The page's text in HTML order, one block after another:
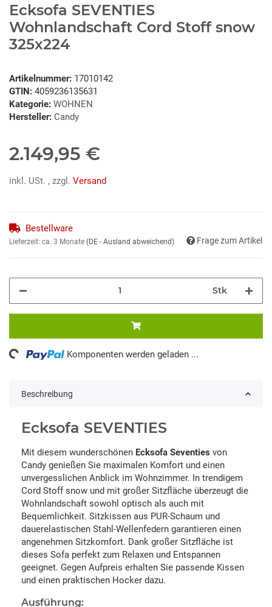
Ecksofa SEVENTIES
Wohnlandschaft Cord Stoff snow
325x224
Artikelnummer: 17010142
GTIN: 4059236135631
Kategorie: WOHNEN
Hersteller: Candy
2.149,95 €
inkl. USt. , zzgl. Versand
Bestellware
Lieferzeit: ca. 3 Monate (DE - Ausland abweichend) Frage zum Artikel
Stk
Komponenten werden geladen ...
Beschreibung
Ecksofa SEVENTIES
Mit diesem wunderschönen Ecksofa Seventies von
Candy genießen Sie maximalen Komfort und einen
unvergesslichen Anblick im Wohnzimmer. In trendigem
Cord Stoff snow und mit großer Sitzfläche überzeugt die
Wohnlandschaft sowohl optisch als auch mit
Bequemlichkeit. Sitzkissen aus PUR-Schaum und
dauerelastischen Stahl-Wellenfedern garantieren einen
angenehmen Sitzkomfort. Dank großer Sitzfläche ist
dieses Sofa perfekt zum Relaxen und Entspannen
geeignet. Gegen Aufpreis erhalten Sie passende Kissen
und einen praktischen Hocker dazu.
Ausführung: